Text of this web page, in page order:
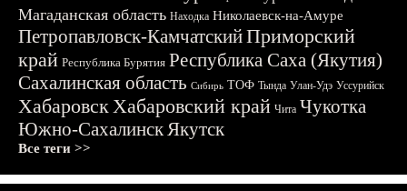
Магаданская область Находка Николаевск-на-Амуре
Петропавловск-КамчатскийПриморский
край Республика Бурятия Республика Саха (Якутия)
Сахалинская область Сибирь ТОФ Тында Улан-Удэ Уссурийск
ХабаровскХабаровский край Чита Чукотка
Южно-СахалинскЯкутск
Все теги >>